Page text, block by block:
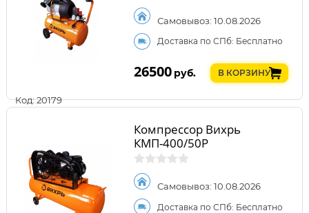
Код: 20179
Самовывоз: 10.08.2026
Доставка по СПб: Бесплатно
26500 руб. В КОРЗИНУ
Компрессор Вихрь
КМП-400/50Р
Самовывоз: 10.08.2026
Доставка по СПб: Бесплатно